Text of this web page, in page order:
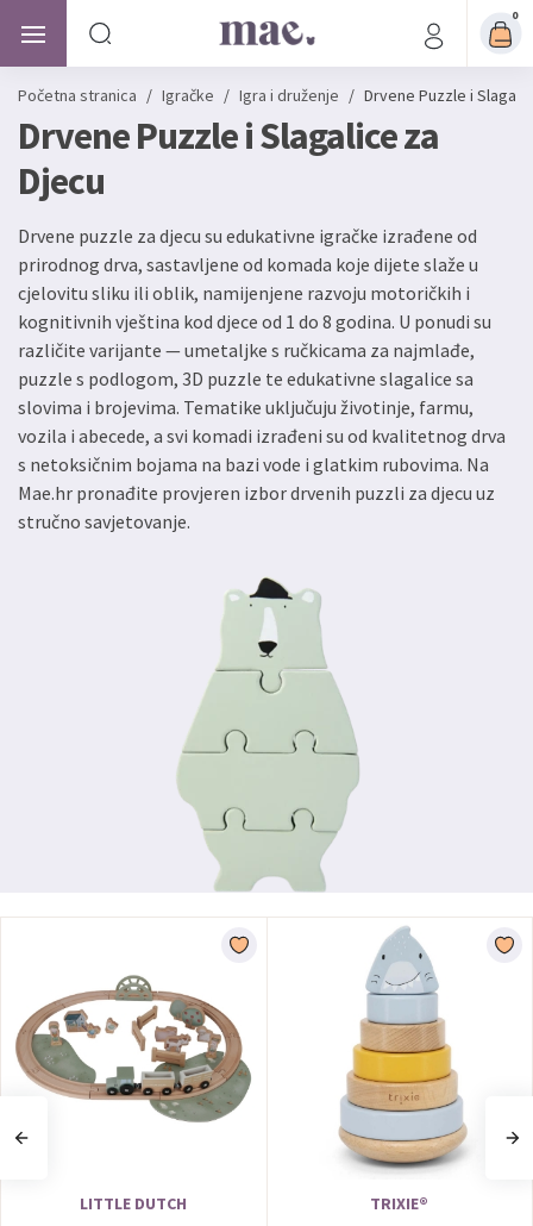
0
Početna stranica / Igračke / Igra i druženje / Drvene Puzzle i
Drvene Puzzle i Slagalice za
Djecu
Drvene puzzle za djecu su edukativne igračke izrađene od
prirodnog drva, sastavljene od komada koje dijete slaže u
cjelovitu sliku ili oblik, namijenjene razvoju motoričkih i
kognitivnih vještina kod djece od 1 do 8 godina. U ponudi su
različite varijante — umetaljke s ručkicama za najmlađe,
puzzle s podlogom, 3D puzzle te edukativne slagalice sa
slovima i brojevima. Tematike uključuju životinje, farmu,
vozila i abecede, a svi komadi izrađeni su od kvalitetnog drva
s netoksičnim bojama na bazi vode i glatkim rubovima. Na
Mae.hr pronađite provjeren izbor drvenih puzzli za djecu uz
stručno savjetovanje.
LITTLE DUTCH TRIXIE®